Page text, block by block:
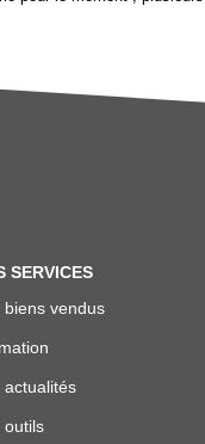
SERVICES
biens vendus
actualités
outils